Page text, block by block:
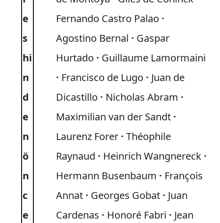
e
s
hi
n
d
e
n
ö
n
c
e
Fernando Castro Palao
Agostino Bernal
Gaspar
Hurtado
Guillaume Lamormaini
Francisco de Lugo
Juan de
Dicastillo
Nicholas Abram
Maximilian van der Sandt
Laurenz Forer Théophile
Raynaud
Heinrich Wangnereck
Hermann Busenbaum
François
Annat
Georges Gobat
Juan
Cardenas
Honoré Fabri
Jean